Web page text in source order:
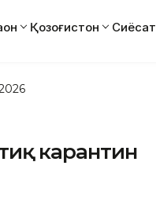
Қозоғистон Сиёсат
карантин